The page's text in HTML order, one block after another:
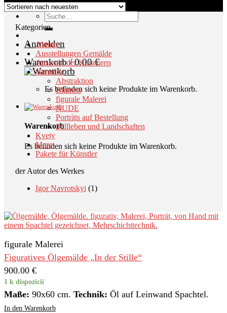
Suche
nach:
Anmelden
Warenkorb /0.00€
Es befinden sich keine Produkte im Warenkorb.
Warenkorb
Es befinden sich keine Produkte im Warenkorb.
Kategorien
Aktion
Ausstellungen Gemälde
Auswahl der Kuratoren
Gemälde
Abstraktion
Blumen
figurale Malerei
NUDE
Porträts auf Bestellung
Stillleben und Landschaften
Kvety
More
Pakete für Künstler
der Autor des Werkes
Igor Navrotskyi (1)
figurale Malerei
Figuratives Ölgemälde „In der Stille“
900.00 €
1 k dispozícií
Maße: 90x60 cm. Technik: Öl auf Leinwand Spachtel.
In den Warenkorb